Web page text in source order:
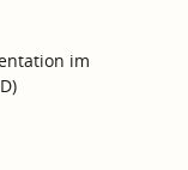
im